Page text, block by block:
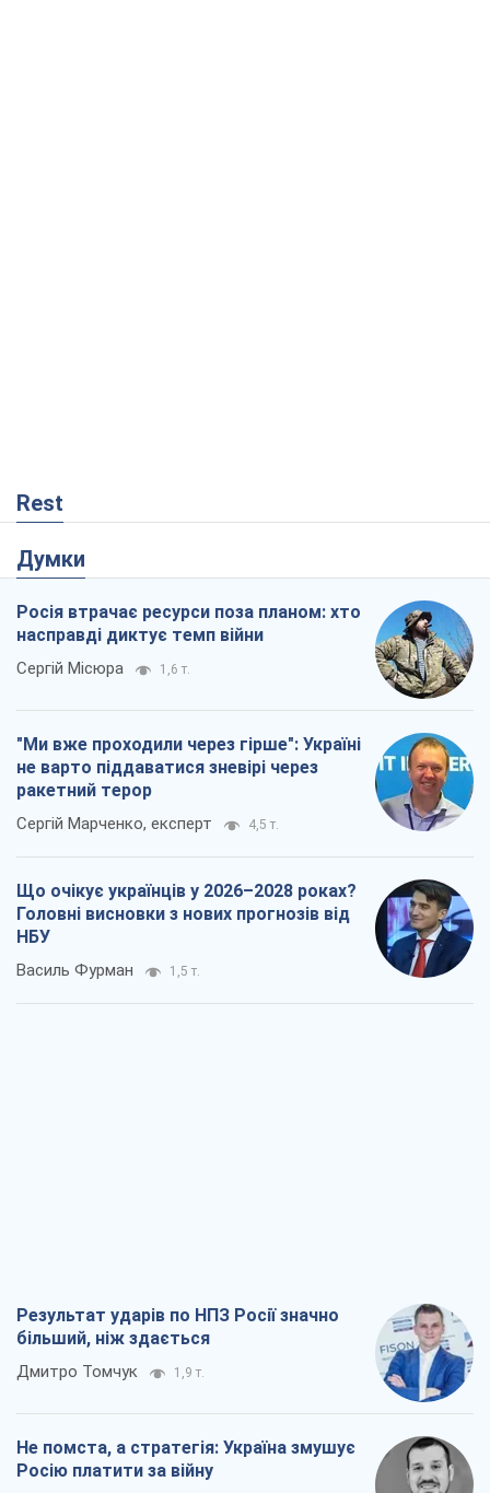
Rest
Думки
Росія втрачає ресурси поза планом: хто
насправді диктує темп війни
Сергій Місюра 1,6 т.
"Ми вже проходили через гірше": Україні
не варто піддаватися зневірі через
ракетний терор
Сергій Марченко, експерт 4,5 т.
Що очікує українців у 2026–2028 роках?
Головні висновки з нових прогнозів від
НБУ
Василь Фурман 1,5 т.
Результат ударів по НПЗ Росії значно
більший, ніж здається
Дмитро Томчук 1,9 т.
Не помста, а стратегія: Україна змушує
Росію платити за війну